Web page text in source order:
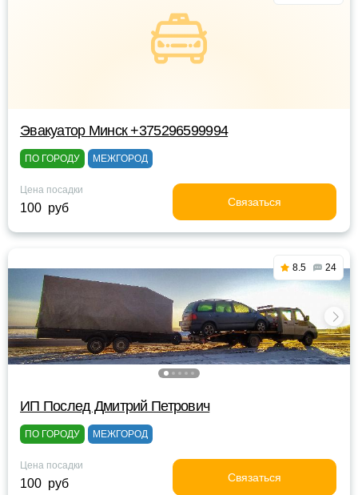
Эвакуатор Минск +375296599994
ПО ГОРОДУ МЕЖГОРОД
Цена посадки
100 руб Связаться
8.5 24
ИП Послед Дмитрий Петрович
ПО ГОРОДУ МЕЖГОРОД
Цена посадки
100 руб Связаться